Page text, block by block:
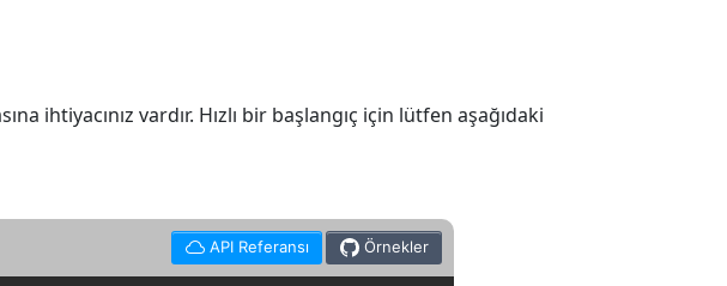
ihtiyacınız vardır. Hızlı bir başlangıç için lütfen aşağıdaki
API Referansı Örnekler